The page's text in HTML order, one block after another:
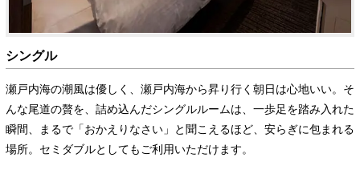
シングル
瀬戸内海の潮風は優しく、瀬戸内海から昇り行く朝日は心地いい。そ
んな尾道の贅を、詰め込んだシングルルームは、一歩足を踏み入れた
瞬間、まるで「おかえりなさい」と聞こえるほど、安らぎに包まれる
場所。セミダブルとしてもご利用いただけます。